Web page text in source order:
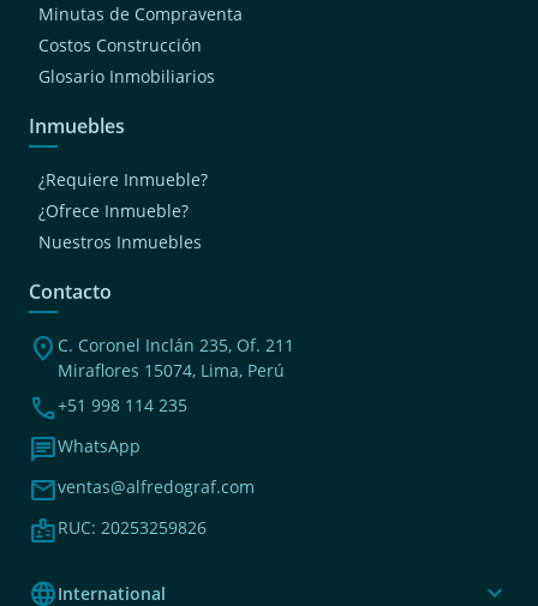
Minutas de Compraventa
Costos Construcción
Glosario Inmobiliarios
Inmuebles
¿Requiere Inmueble?
¿Ofrece Inmueble?
Nuestros Inmuebles
Contacto
location_on C. Coronel Inclán 235, Of. 211
Miraflores 15074, Lima, Perú
phone+51 998 114 235
chatWhatsApp
mailventas@alfredograf.com
badgeRUC: 20253259826
languageInternational expand_more